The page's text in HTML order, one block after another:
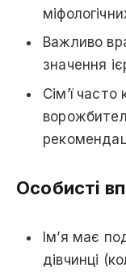
Важливо
значення
Сім’ї
Особисті
Ім’я має
дівчинці